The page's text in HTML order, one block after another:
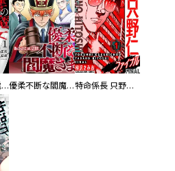
復讐の魔女【電子単行本版】 優柔不断な閻魔さま 特命係長 只野仁ファイナル 愛蔵版